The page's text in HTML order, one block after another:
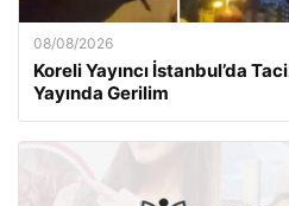
08/08/2026
Koreli Yayıncı İstanbul’da
Yayında Gerilim